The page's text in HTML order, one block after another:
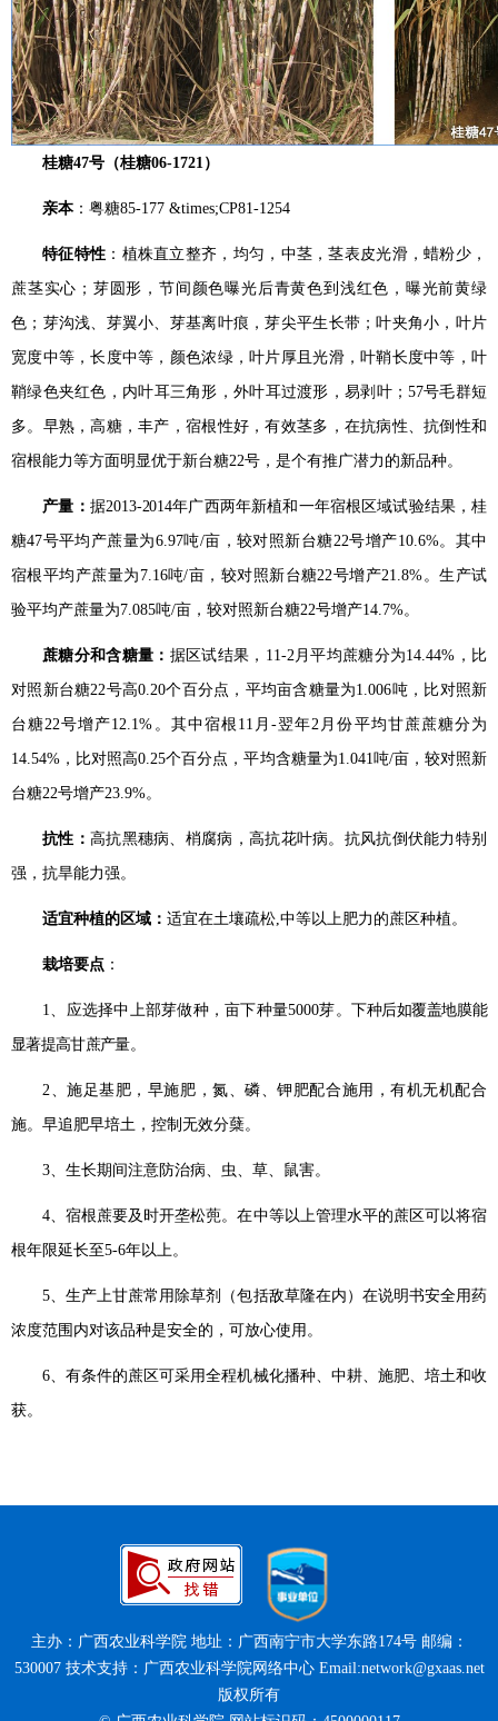
桂糖47号（桂糖06-1721）
亲本：粤糖85-177 &times;CP81-1254
特征特性 ： 植株直立整齐，均匀，中茎，茎表皮光滑，蜡粉少，
蔗茎实心；芽圆形，节间颜色曝光后青黄色到浅红色，曝光前黄绿
色； 芽沟浅、芽翼小、芽基离叶痕，芽尖平生长带；叶夹角小，叶片
宽度中等，长度中等，颜色浓绿，叶片厚且光滑，叶鞘长度中等，叶
鞘绿色夹红色，内叶耳三角形，外叶耳过渡形，易剥叶； 57号毛群短
多。早熟，高糖，丰产，宿根性好，有效茎多，在抗病性、抗倒性和
宿根能力等方面明显优于新台糖22号，是个有推广潜力的新品种。
产量： 据2013-2014年广西两年新植和一年宿根区域试验结果，桂
糖47号平均产蔗量为6.97吨/亩，较对照新台糖22号增产10.6%。其中
宿根平均产蔗量为 7.16吨/亩，较对照新台糖22号增产21.8%。生产试
验平均产蔗量为7.085吨/亩，较对照新台糖22号增产14.7%。
蔗糖分和含糖量： 据区试结果， 11-2月平均蔗糖分为14.44% ，比
对照 新台糖22号高0.20个百分点，平均亩含糖量为1.006吨，比对照新
台糖22号增产12.1% 。其中宿根 11 月-翌年2 月份平均甘蔗蔗糖分为
14.54% ，比对照高0.25个百分点，平均含糖量为1.041吨/亩，较对照新
台糖22号增产23.9%。
抗性： 高抗黑穗病、梢腐病，高抗花叶病。抗风抗倒伏能力特别
强，抗旱能力强。
适宜种植的区域：适宜在土壤疏松,中等以上肥力的蔗区种植。
栽培要点 ：
1、应选择中上部芽做种，亩下种量5000芽。 下种后如覆盖地膜能
显著提高甘蔗产量。
2、施足基肥，早施肥，氮、磷、钾肥配合施用，有机无机配合
施。早追肥早培土，控制无效分蘖。
3、生长期间注意防治病、虫、草、鼠害。
4、宿根蔗要及时开垄松蔸。在中等以上管理水平的蔗区可以将宿
根年限延长至5-6年以上。
5、生产上甘蔗常用除草剂（包括敌草隆在内）在说明书安全用药
浓度范围内对该品种是安全的，可放心使用。
6、有条件的蔗区可采用全程机械化播种、中耕、施肥、培土和收
获。
主办：广西农业科学院 地址：广西南宁市大学东路174号 邮编：
530007 技术支持：广西农业科学院网络中心 Email:network@gxaas.net
版权所有